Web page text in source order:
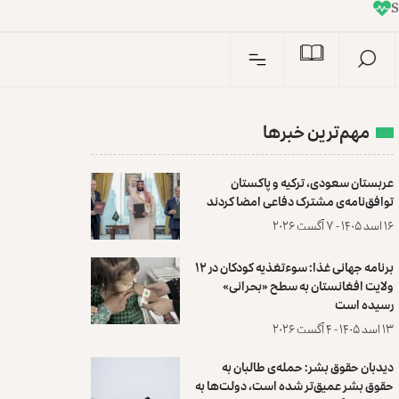
n
I
مهم‌ترین خبرها
عربستان سعودی، ترکیه و پاکستان
توافق‌نامه‌ی مشترک دفاعی امضا کردند
۱۶ اسد ۱۴۰۵ - ۷ آگست ۲۰۲۶
برنامه جهانی غذا: سوءتغذیه کودکان در ۱۲
ولایت افغانستان به سطح «بحرانی»
رسیده است
۱۳ اسد ۱۴۰۵ - ۴ آگست ۲۰۲۶
دیدبان حقوق بشر: حمله‌ی طالبان به
حقوق بشر عمیق‌تر شده است، دولت‌ها به